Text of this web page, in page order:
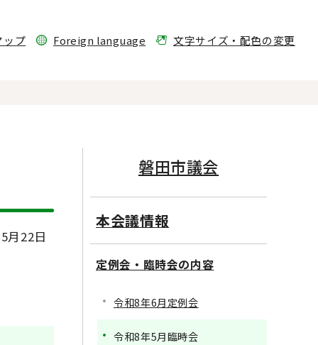
ップ
Foreign language 文字サイズ・配色の変更
月22日
磐田市議会
本会議情報
定例会・臨時会の内容
令和8年6月定例会
令和8年5月臨時会